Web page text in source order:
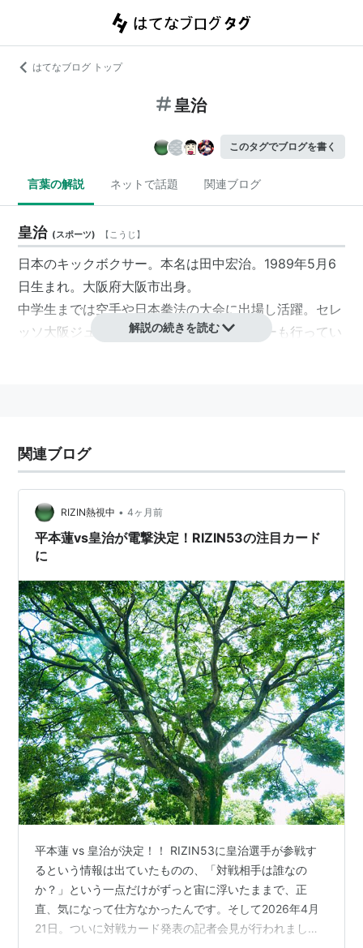
はてなブログ トップ
皇治
このタグでブログを書く
言葉の解説 ネットで話題 関連ブログ
皇治 (スポーツ) 【こうじ 】
日本のキックボクサー。本名は田中宏治。1989年5月6
日生まれ。大阪府大阪市出身。
中学生までは空手や日本拳法の大会に出場し活躍。セレ
ッソ大阪ジュニアチームに所属してサッカーも行ってい
解説の続きを読む
関連ブログ
RIZIN熱視中 • 4ヶ月前
平本蓮vs皇治が電撃決定！RIZIN53の注目カード
に
平本蓮 vs 皇治が決定！！ RIZIN53に皇治選手が参戦す
るという情報は出ていたものの、「対戦相手は誰なの
か？」という一点だけがずっと宙に浮いたままで、正
直、気になって仕方なかったんです。そして2026年4月
21日。ついに対戦カード発表の記者会見が行われまし